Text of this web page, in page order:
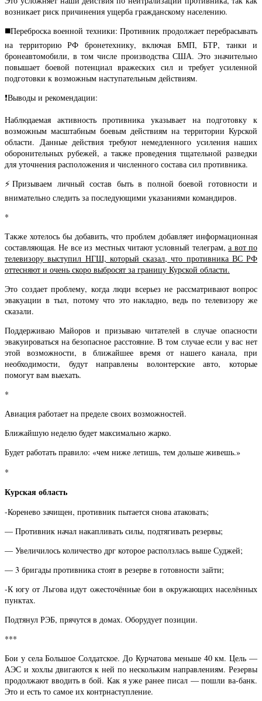
возникает риск причинения ущерба гражданскому населению.
◼️Переброска военной техники: Противник продолжает перебрасывать
на территорию РФ бронетехнику, включая БМП, БТР, танки и
бронеавтомобили, в том числе производства США. Это значительно
повышает боевой потенциал вражеских сил и требует усиленной
подготовки к возможным наступательным действиям.
❗️Выводы и рекомендации:
Наблюдаемая активность противника указывает на подготовку к
возможным масштабным боевым действиям на территории Курской
области. Данные действия требуют немедленного усиления наших
оборонительных рубежей, а также проведения тщательной разведки
для уточнения расположения и численного состава сил противника.
⚡️Призываем личный состав быть в полной боевой готовности и
внимательно следить за последующими указаниями командиров.
*
Также хотелось бы добавить, что проблем добавляет информационная
составляющая. Не все из местных читают условный телеграм,а вот по
телевизору выступил НГШ, который сказал, что противника ВС РФ
оттесняют и очень скоро выбросят за границу Курской области.
Это создает проблему, когда люди всерьез не рассматривают вопрос
эвакуации в тыл, потому что это накладно, ведь по телевизору же
сказали.
Поддерживаю Майоров и призываю читателей в случае опасности
эвакуироваться на безопасное расстояние. В том случае если у вас нет
этой возможности, в ближайшее время от нашего канала, при
необходимости, будут направлены волонтерские авто, которые
помогут вам выехать.
*
Авиация работает на пределе своих возможностей.
Ближайшую неделю будет максимально жарко.
Будет работать правило: «чем ниже летишь, тем дольше живешь.»
*
Курская область
-Коренево зачищен, противник пытается снова атаковать;
— Противник начал накапливать силы, подтягивать резервы;
— Увеличилось количество дрг которое расползлась выше Суджей;
— 3 бригады противника стоят в резерве в готовности зайти;
-К югу от Льгова идут ожесточённые бои в окружающих населённых
пунктах.
Подтянул РЭБ, прячутся в домах. Оборудует позиции.
***
Бои у села Большое Солдатское. До Курчатова меньше 40 км. Цель —
АЭС и хохлы двигаются к ней по нескольким направлениям. Резервы
продолжают вводить в бой. Как я уже ранее писал — пошли ва-банк.
Это и есть то самое их контрнаступление.